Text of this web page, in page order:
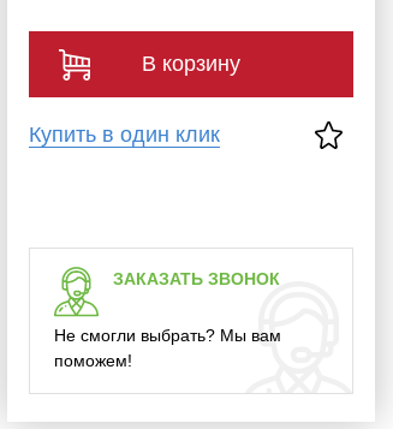
В корзину
Купить в один клик
ЗАКАЗАТЬ ЗВОНОК
Не смогли выбрать? Мы вам
поможем!